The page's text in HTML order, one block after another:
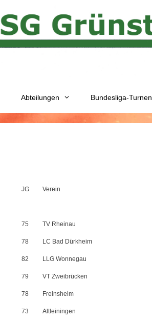
Abteilungen Bundesliga-Turnen
JG Verein
75 TV Rheinau
78 LC Bad Dürkheim
82 LLG Wonnegau
79 VT Zweibrücken
78 Freinsheim
73 Altleiningen